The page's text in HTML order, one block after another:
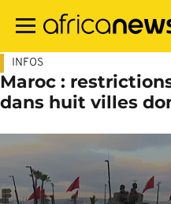
contenu
INFOS
Maroc :
dans huit villes